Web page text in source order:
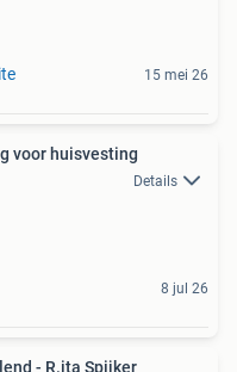
15 mei 26
voor huisvesting
Details
8 jul 26
- R.ita Spijker